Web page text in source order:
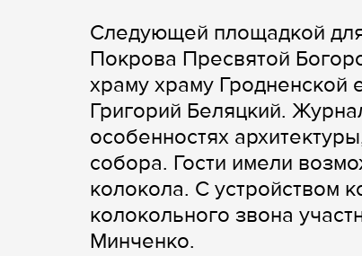
Следующей площадкой
Покрова Пресвятой
храму храму Гродненской
Григорий Беляцкий.
особенностях
собора. Гости имели
колокола. С устройством
колокольного звона
Минченко.